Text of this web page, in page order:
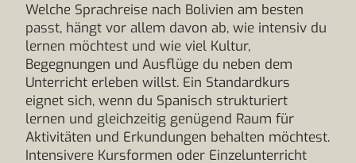
Welche Sprachreise nach Bolivien am besten
passt, hängt vor allem davon ab, wie intensiv du
lernen möchtest und wie viel Kultur,
Begegnungen und Ausflüge du neben dem
Unterricht erleben willst. Ein Standardkurs
eignet sich, wenn du Spanisch strukturiert
lernen und gleichzeitig genügend Raum für
Aktivitäten und Erkundungen behalten möchtest.
Intensivere Kursformen oder Einzelunterricht